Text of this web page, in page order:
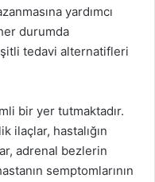
yardımcı
durumda
tedavi alternatifleri
bir yer tutmaktadır.
ilaçlar, hastalığın
adrenal bezlerin
semptomlarının